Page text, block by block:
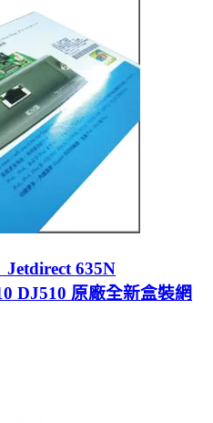
Jetdirect 635N
DJ510 原廠全新盒裝網